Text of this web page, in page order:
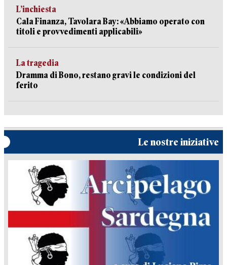
L’inchiesta
Cala Finanza, Tavolara Bay: «Abbiamo operato con
titoli e provvedimenti applicabili»
La tragedia
Dramma di Bono, restano gravi le condizioni del
ferito
Le nostre iniziative